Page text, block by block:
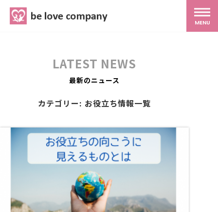
MENU
最新ブログ
LATEST NEWS
最新のニュース
カテゴリー: お役立ち情報一覧